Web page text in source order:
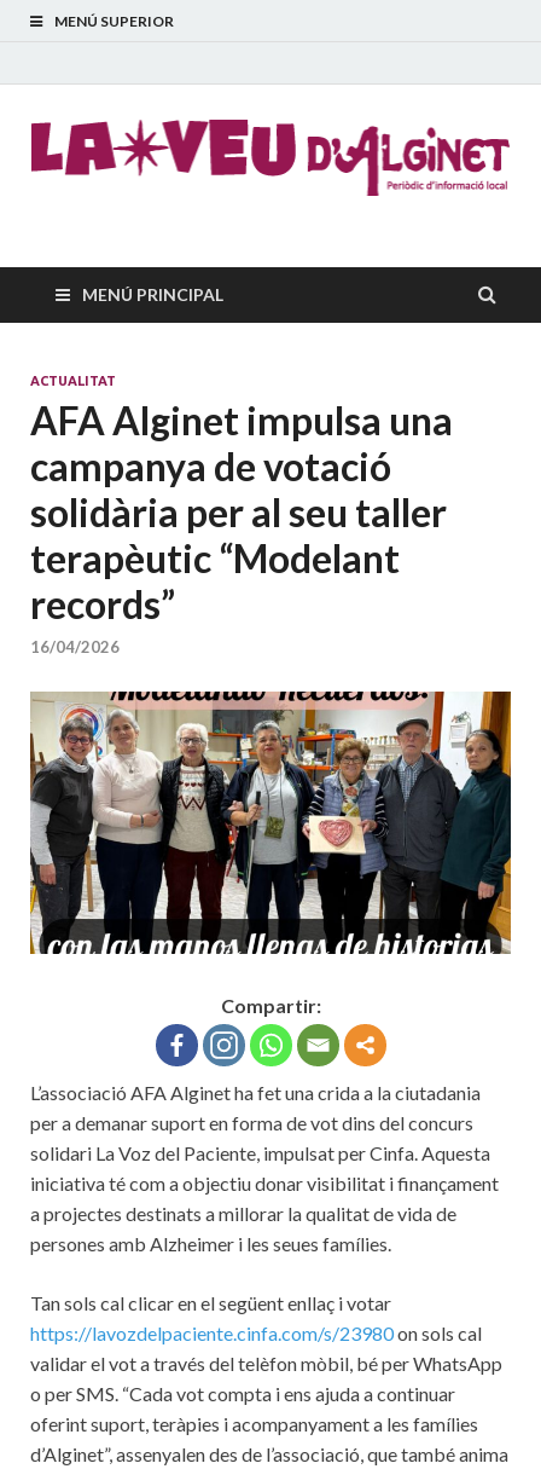
MENÚ SUPERIOR
La Veu d'Alginet
MENÚ PRINCIPAL
ACTUALITAT
AFA Alginet impulsa una
campanya de votació
solidària per al seu taller
terapèutic “Modelant
records”
16/04/2026
Compartir:
L’associació AFA Alginet ha fet una crida a la ciutadania
per a demanar suport en forma de vot dins del concurs
solidari La Voz del Paciente, impulsat per Cinfa. Aquesta
iniciativa té com a objectiu donar visibilitat i finançament
a projectes destinats a millorar la qualitat de vida de
persones amb Alzheimer i les seues famílies.
Tan sols cal clicar en el següent enllaç i votar
https://lavozdelpaciente.cinfa.com/s/23980on sols cal
validar el vot a través del telèfon mòbil, bé per WhatsApp
o per SMS. “Cada vot compta i ens ajuda a continuar
oferint suport, teràpies i acompanyament a les famílies
d’Alginet”, assenyalen des de l’associació, que també anima